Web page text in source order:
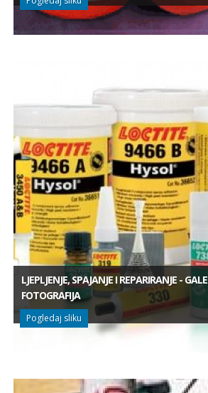
LJEPLJENJE, SPAJANJE I REPARIRANJE -
FOTOGRAFIJA
Pogledaj sliku